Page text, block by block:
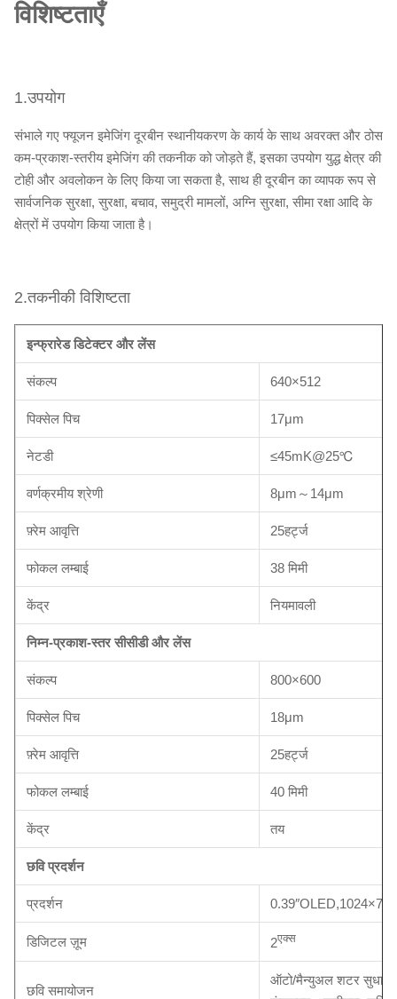
विशिष्टताएँ
1.उपयोग
संभाले गए फ्यूजन इमेजिंग दूरबीन स्थानीयकरण के कार्य के साथ अवरक्त और ठोस
कम-प्रकाश-स्तरीय इमेजिंग की तकनीक को जोड़ते हैं, इसका उपयोग युद्ध क्षेत्र की
टोही और अवलोकन के लिए किया जा सकता है, साथ ही दूरबीन का व्यापक रूप से
सार्वजनिक सुरक्षा, सुरक्षा, बचाव, समुद्री मामलों, अग्नि सुरक्षा, सीमा रक्षा आदि के
क्षेत्रों में उपयोग किया जाता है।
2.तकनीकी विशिष्टता
इन्फ्रारेड डिटेक्टर और लेंस
संकल्प 640×512
पिक्सेल पिच 17μm
नेटडी ≤45mK@25℃
वर्णक्रमीय श्रेणी 8μm～14μm
फ़्रेम आवृत्ति 25हर्ट्ज
फोकल लम्बाई 38 मिमी
केंद्र नियमावली
निम्न-प्रकाश-स्तर सीसीडी और लेंस
संकल्प 800×600
पिक्सेल पिच 18μm
फ़्रेम आवृत्ति 25हर्ट्ज
फोकल लम्बाई 40 मिमी
केंद्र तय
छवि प्रदर्शन
प्रदर्शन 0.39″OLED,1024×768
डिजिटल ज़ूम 2एक्स
छवि समायोजन
ऑटो/मैन्युअल शटर